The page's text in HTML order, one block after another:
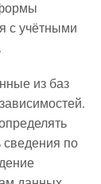
с учётными
из баз
по